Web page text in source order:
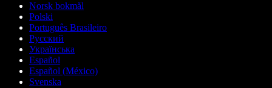
Norsk bokmål
Polski
Português Brasileiro
Русский
Українська
Español
Español (México)
Svenska